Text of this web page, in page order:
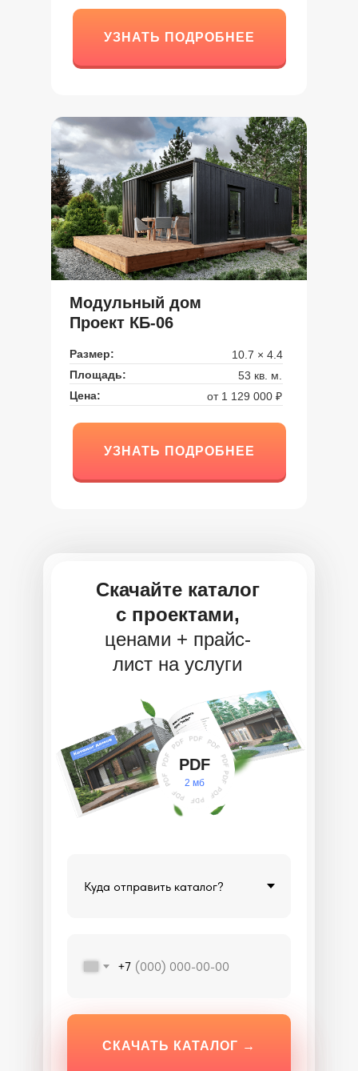
УЗНАТЬ ПОДРОБНЕЕ
Модульный дом
Проект КБ-06
Размер:
10.7 × 4.4
Площадь:
53 кв. м.
Цена:
от 1 129 000 ₽
УЗНАТЬ ПОДРОБНЕЕ
УЗНАТЬ ПОДРОБНЕЕ
УЗНАТЬ ПОДРОБНЕЕ
СКАЧАТЬ КАТАЛОГ →
PDF
2 мб
Скачайте каталог
с проектами,
ценами + прайс-
лист на услуги
+7